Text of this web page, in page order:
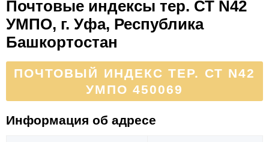
Почтовые индексы тер. СТ N42
УМПО, г. Уфа, Республика
Башкортостан
ПОЧТОВЫЙ ИНДЕКС ТЕР. СТ N42
УМПО 450069
Информация об адресе